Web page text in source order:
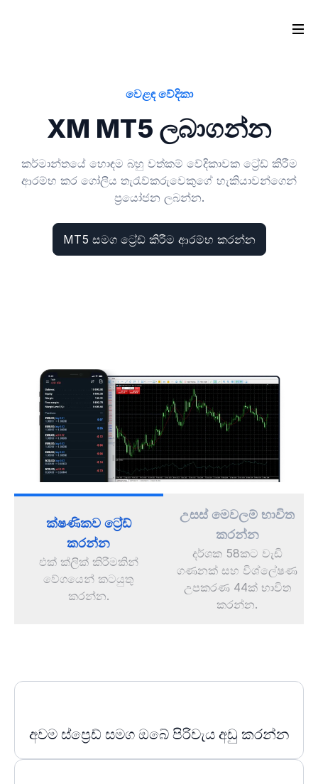
වෙළඳ වේදිකා
XM MT5 ලබාගන්න
කර්මාන්තයේ හොඳම බහු වත්කම් වේදිකාවක ට්‍රේඩ් කිරීම
ආරම්භ කර ගෝලීය තැරැව්කරුවෙකුගේ හැකියාවන්ගෙන්
ප්‍රයෝජන ලබන්න.
MT5 සමග ට්‍රේඩ් කිරීම ආරම්භ කරන්න
ක්ෂණිකව ට්‍රේඩ්
කරන්න
එක් ක්ලික් කිරීමකින්
වේගයෙන් කටයුතු
කරන්න.
උසස් මෙවලම් භාවිත
කරන්න
දර්ශක 58කට වැඩි
ගණනක් සහ විශ්ලේෂණ
උපකරණ 44ක් භාවිත
කරන්න.
අවම ස්ප්‍රෙඩ් සමග ඔබේ පිරිවැය අඩු කරන්න